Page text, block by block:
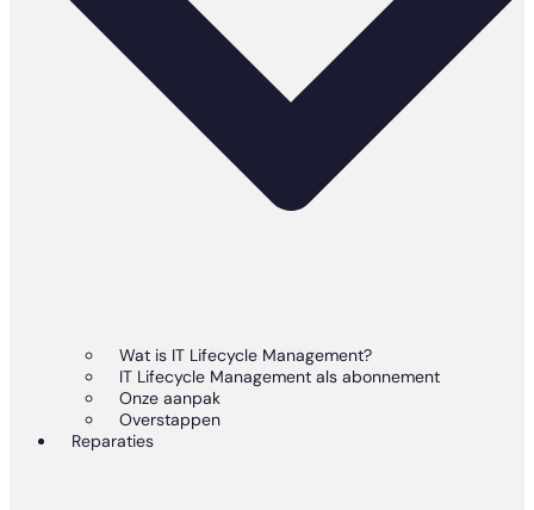
Wat is IT Lifecycle Management?
IT Lifecycle Management als abonnement
Onze aanpak
Overstappen
Reparaties